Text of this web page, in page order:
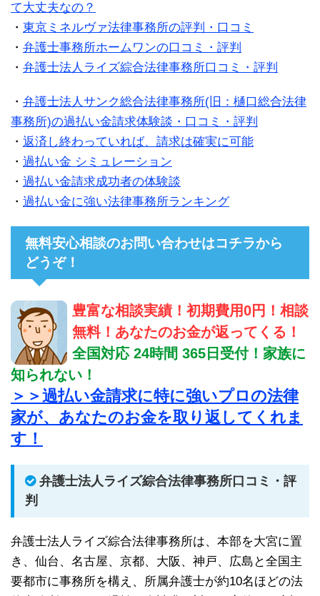
て大丈夫なの？
・ 東京ミネルヴァ法律事務所の評判・口コミ
・ 弁護士事務所ホームワンの口コミ・評判
・ 弁護士法人ライズ綜合法律事務所口コミ・評判
・ 弁護士法人サンク総合法律事務所(旧：樋口総合法律
事務所)の過払い金請求体験談・口コミ・評判
・ 返済し終わっていれば、請求は確実に可能
・ 過払い金 シミュレーション
・ 過払い金請求成功者の体験談
・ 過払い金に強い法律事務所ランキング
無料安心相談のお問い合わせはコチラから
どうぞ！
豊富な相談実績！初期費用0円！相談
無料！あなたのお金が返ってくる！
全国対応 24時間 365日受付！家族に
知られない！
＞＞過払い金請求に特に強いプロの法律
家が、あなたのお金を取り返してくれま
す！
弁護士法人ライズ綜合法律事務所口コミ・評
判
弁護士法人ライズ綜合法律事務所は、本部を大宮に置
き、仙台、名古屋、京都、大阪、神戸、広島と全国主
要都市に事務所を構え、所属弁護士が約10名ほどの法